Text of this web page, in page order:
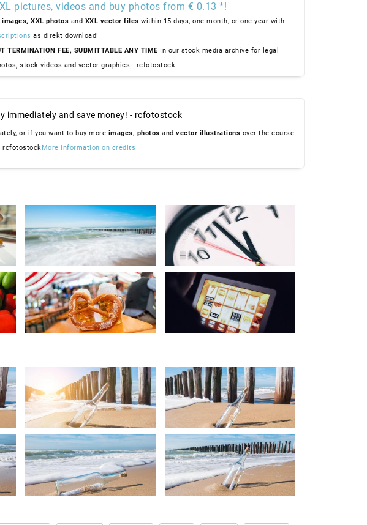
pictures, videos and buy photos from € 0.13 *!
images, XXL photos and XXL vector files within 15 days, one month, or one year with
as direkt download!
TERMINATION FEE, SUBMITTABLE ANY TIME In our stock media archive for legal
stock videos and vector graphics - rcfotostock
immediately and save money! - rcfotostock
or if you want to buy more images, photos and vector illustrations over the course
rcfotostock More information on credits